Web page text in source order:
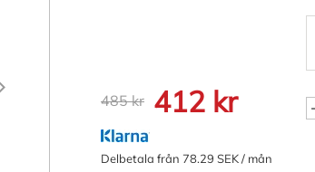
485 kr 412 kr
Delbetala från 78.29 SEK / mån